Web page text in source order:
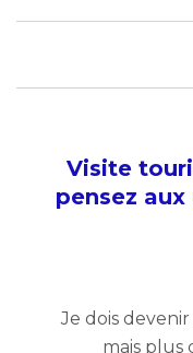
Visite
pensez
Je dois
mais plus